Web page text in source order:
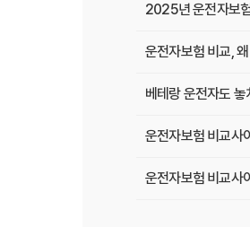
2025년 운전자보
운전자보험 비교,
베테랑 운전자도
운전자보험 비교사
운전자보험 비교사